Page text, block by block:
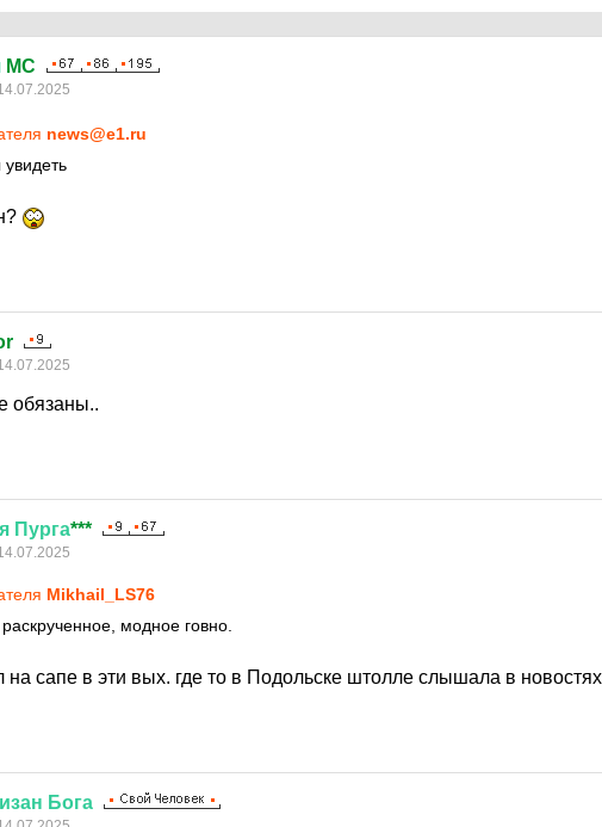
MC
news@e1.ru
обязаны..
Пурга***
Mikhail_LS76
модное говно.
на сапе в эти вых. где то в Подольске штолле слышала в новостях
Бога